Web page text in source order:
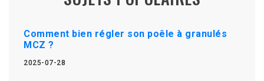
Comment bien régler son poêle à granulés
MCZ ?
2025-07-28